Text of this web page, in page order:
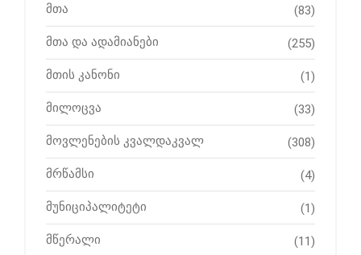
მთა (83)
მთა და ადამიანები (255)
მთის კანონი (1)
მილოცვა (33)
მოვლენების კვალდაკვალ (308)
მრწამსი (4)
მუნიციპალიტეტი (1)
მწერალი (11)